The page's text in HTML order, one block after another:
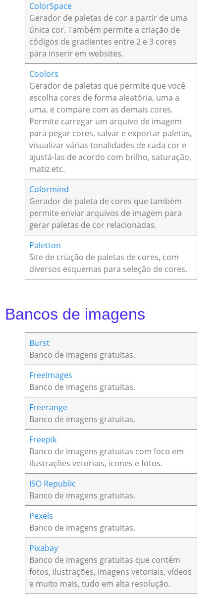
ColorSpace
Gerador de paletas de cor a partir de uma
única cor. Também permite a criação de
códigos de gradientes entre 2 e 3 cores
para inserir em websites.
Coolors
Gerador de paletas que permite que você
escolha cores de forma aleatória, uma a
uma, e compare com as demais cores.
Permite carregar um arquivo de imagem
para pegar cores, salvar e exportar paletas,
visualizar várias tonalidades de cada cor e
ajustá-las de acordo com brilho, saturação,
matiz etc.
Colormind
Gerador de paleta de cores que também
permite enviar arquivos de imagem para
gerar paletas de cor relacionadas.
Paletton
Site de criação de paletas de cores, com
diversos esquemas para seleção de cores.
Bancos de imagens
Burst
Banco de imagens gratuitas.
FreeImages
Banco de imagens gratuitas.
Freerange
Banco de imagens gratuitas.
Freepik
Banco de imagens gratuitas com foco em
ilustrações vetoriais, ícones e fotos.
ISO Republic
Banco de imagens gratuitas.
Pexels
Banco de imagens gratuitas.
Pixabay
Banco de imagens gratuitas que contém
fotos, ilustrações, imagens vetoriais, vídeos
e muito mais, tudo em alta resolução.